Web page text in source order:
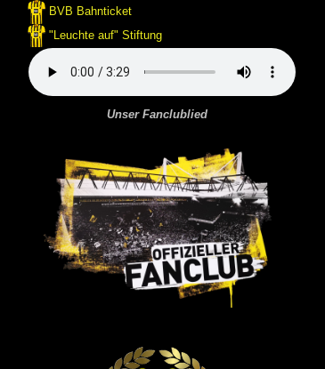
BVB Bahnticket
"Leuchte auf" Stiftung
Unser Fanclublied